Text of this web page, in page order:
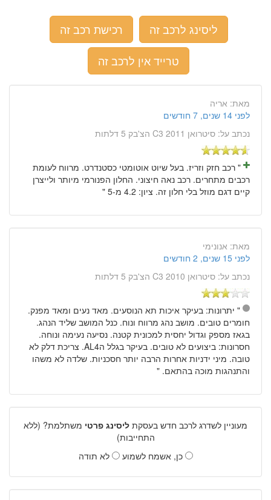
ליסינג לרכב זה
רכישת רכב זה
טרייד אין לרכב זה
מאת: אריה
לפני 14 שנים, 7 חודשים
נכתב על: סיטרואן C3 2011 הצ'בק 5 דלתות
" רכב חזק וזריז. בעל שיוט אוטומטי כסטנדרט. מרווח לעומת
רכבים מתחרים. רכב נאה חיצוני. החלון הפנורמי מיותר ולייצרן
קיים דגם מוזל בלי חלון זה. ציון: 4.2 מ-5 "
מאת: אנונימי
לפני 15 שנים, 2 חודשים
נכתב על: סיטרואן C3 2010 הצ'בק 5 דלתות
" יתרונות: בעיקר איכות תא הנוסעים. מאד נעים ומאד מפנק.
חומרים טובים. מושב נהג מרווח ונוח. כנל המושב שליד הנהג.
בגאז מספק וגדול יחסית למכונית קטנה. נסיעה נעימה ונוחה.
חסרונות: ביצועים לא טובים. בעיקר בגלל הAL4. צריכת דלק לא
טובה. מיני ידניות אחרות הרבה יותר חסכניות. שלדה לא משהו
והתנהגות מוכה בהתאם. "
מעוניין לשדרג לרכב חדש בעסקת ליסינג פרטי משתלמת? (ללא
התחייבות)
כן, אשמח לשמוע
לא תודה